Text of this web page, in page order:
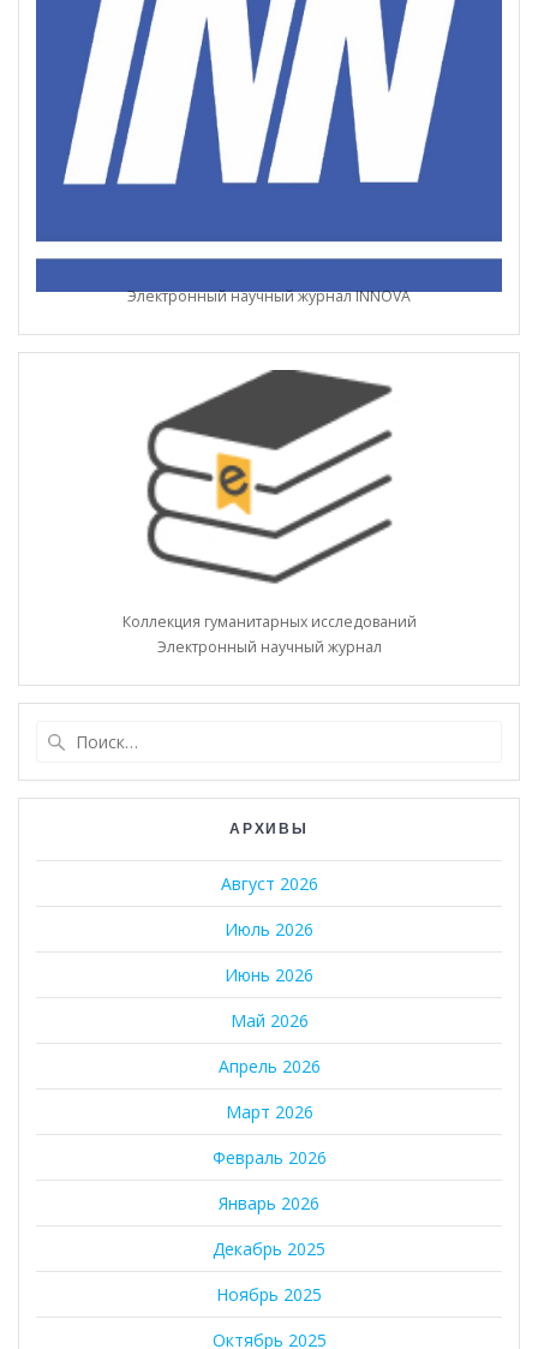
Электронный научный журнал INNOVA
Коллекция гуманитарных исследований
Электронный научный журнал
АРХИВЫ
Август 2026
Июль 2026
Июнь 2026
Май 2026
Апрель 2026
Март 2026
Февраль 2026
Январь 2026
Декабрь 2025
Ноябрь 2025
Октябрь 2025